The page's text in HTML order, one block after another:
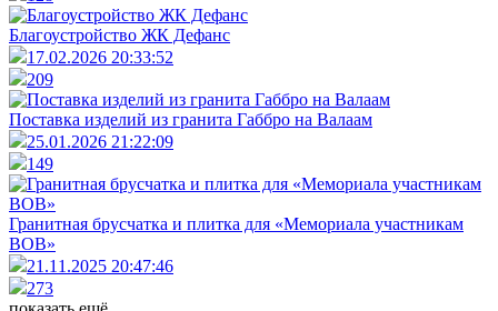
Благоустройство ЖК Дефанс
17.02.2026 20:33:52
209
Поставка изделий из гранита Габбро на Валаам
25.01.2026 21:22:09
149
Гранитная брусчатка и плитка для «Мемориала участникам
ВОВ»
21.11.2025 20:47:46
273